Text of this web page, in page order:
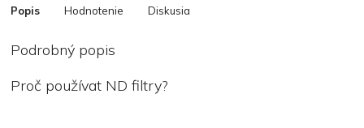
Popis Hodnotenie Diskusia
Podrobný popis
Proč používat ND filtry?